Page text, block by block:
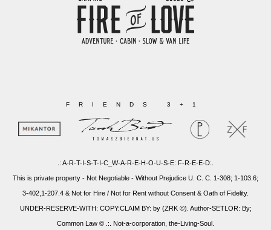
FRIENDS 3+1
.: A-R-T-I-S-T-I-C_W-A-R-E-H-O-U-S-E: F-R-E-E-D:.
This is private property - Not Negotiable - Without Prejudice U. C. C. 1-308; 1-103.6;
3-402,1-207.4 & Not for Hire / Not for Rent without Consent & Oath of Fidelity.
UNDER-RESERVE-WITH: COPY:CLAIM BY: by (ZRK ©). Author-SETLOR: By;
Common Law © .:. Not-a-corporation, the-Living-Soul.